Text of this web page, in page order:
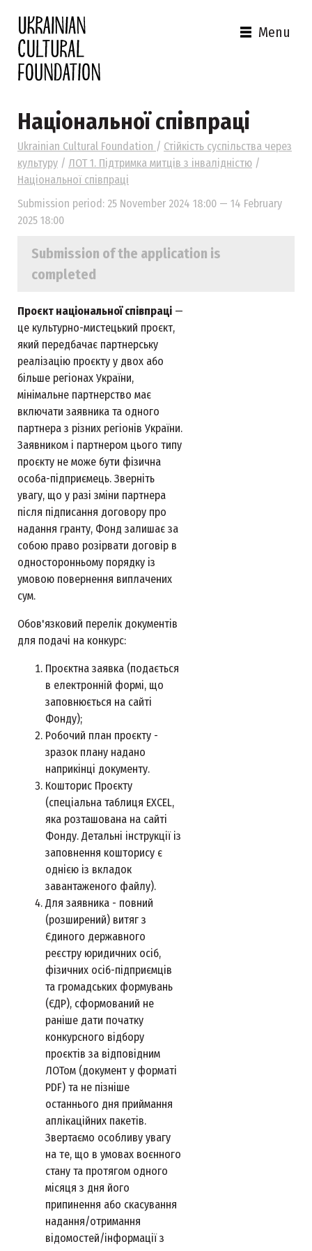
Menu
Національної співпраці
Ukrainian Cultural Foundation / Стійкість суспільства через
культуру / ЛОТ 1. Підтримка митців з інвалідністю /
Національної співпраці
Проєкт національної співпраці —
це культурно-мистецький проєкт,
який передбачає партнерську
реалізацію проєкту у двох або
більше регіонах України,
мінімальне партнерство має
включати заявника та одного
партнера з різних регіонів України.
Заявником і партнером цього типу
проєкту не може бути фізична
особа-підприємець. Зверніть
увагу, що у разі зміни партнера
після підписання договору про
надання гранту, Фонд залишає за
собою право розірвати договір в
односторонньому порядку із
умовою повернення виплачених
сум.
Обов'язковий перелік документів
для подачі на конкурс:
Проєктна заявка (подається
в електронній формі, що
заповнюється на сайті
Фонду);
Робочий план проєкту -
зразок плану надано
наприкінці документу.
Кошторис Проєкту
(спеціальна таблиця EXCEL,
яка розташована на сайті
Фонду. Детальні інструкції із
заповнення кошторису є
однією із вкладок
завантаженого файлу).
Для заявника - повний
(розширений) витяг з
Єдиного державного
реєстру юридичних осіб,
фізичних осіб-підприємців
та громадських формувань
(ЄДР), сформований не
раніше дати початку
конкурсного відбору
проєктів за відповідним
ЛОТом (документ у форматі
PDF) та не пізніше
останнього дня приймання
аплікаційних пакетів.
Звертаємо особливу увагу
на те, що в умовах воєнного
стану та протягом одного
місяця з дня його
припинення або скасування
надання/отримання
відомостей/інформації з
Submission period: 25 November 2024 18:00 — 14 February
2025 18:00
Submission of the application is
completed